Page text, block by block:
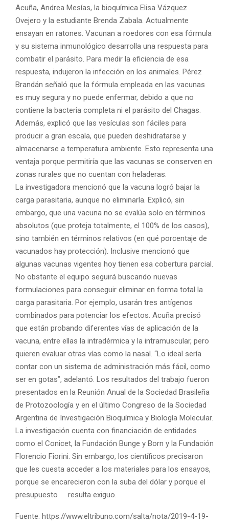
Acuña, Andrea Mesías, la bioquímica Elisa Vázquez
Ovejero y la estudiante Brenda Zabala. Actualmente
ensayan en ratones. Vacunan a roedores con esa fórmula
y su sistema inmunológico desarrolla una respuesta para
combatir el parásito. Para medir la eficiencia de esa
respuesta, indujeron la infección en los animales. Pérez
Brandán señaló que la fórmula empleada en las vacunas
es muy segura y no puede enfermar, debido a que no
contiene la bacteria completa ni el parásito del Chagas.
Además, explicó que las vesículas son fáciles para
producir a gran escala, que pueden deshidratarse y
almacenarse a temperatura ambiente. Esto representa una
ventaja porque permitiría que las vacunas se conserven en
zonas rurales que no cuentan con heladeras.
La investigadora mencionó que la vacuna logró bajar la
carga parasitaria, aunque no eliminarla. Explicó, sin
embargo, que una vacuna no se evalúa solo en términos
absolutos (que proteja totalmente, el 100% de los casos),
sino también en términos relativos (en qué porcentaje de
vacunados hay protección). Inclusive mencionó que
algunas vacunas vigentes hoy tienen esa cobertura parcial.
No obstante el equipo seguirá buscando nuevas
formulaciones para conseguir eliminar en forma total la
carga parasitaria. Por ejemplo, usarán tres antígenos
combinados para potenciar los efectos. Acuña precisó
que están probando diferentes vías de aplicación de la
vacuna, entre ellas la intradérmica y la intramuscular, pero
quieren evaluar otras vías como la nasal. “Lo ideal sería
contar con un sistema de administración más fácil, como
ser en gotas”, adelantó. Los resultados del trabajo fueron
presentados en la Reunión Anual de la Sociedad Brasileña
de Protozoología y en el último Congreso de la Sociedad
Argentina de Investigación Bioquímica y Biología Molecular.
La investigación cuenta con financiación de entidades
como el Conicet, la Fundación Bunge y Born y la Fundación
Florencio Fiorini. Sin embargo, los científicos precisaron
que les cuesta acceder a los materiales para los ensayos,
porque se encarecieron con la suba del dólar y porque el
presupuesto resulta exiguo.
Fuente: https://www.eltribuno.com/salta/nota/2019-4-19-